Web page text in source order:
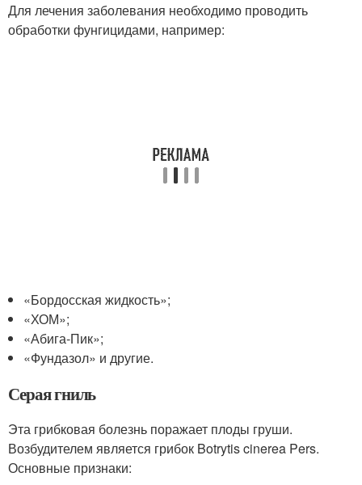
Для лечения заболевания необходимо проводить
обработки фунгицидами, например:
«Бордосская жидкость»;
«ХОМ»;
«Абига-Пик»;
«Фундазол» и другие.
Серая гниль
Эта грибковая болезнь поражает плоды груши.
Возбудителем является грибок Botrytis cinerea Pers.
Основные признаки: